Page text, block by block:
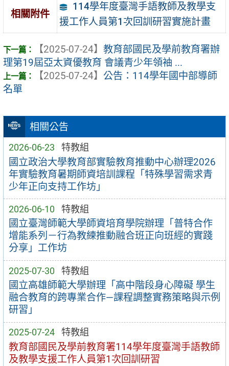
相關公告
2026-06-23 特教組
國立政治大學教育部實驗教育推動中心辦理2026
年實驗教育暑期師資培訓課程「特殊學習需求青
少年正向支持工作坊」
2026-06-10 特教組
國立臺灣師範大學師資培育學院辦理「普特合作
增能系列－行為教練推動融合班正向班經的實踐
分享」工作坊
2025-07-30 特教組
國立高雄師範大學辦理「高中階段身心障礙 學生
融合教育的跨專業合作—課程調整實務策略與示例
研習」
2025-07-24 特教組
教育部國民及學前教育署114學年度臺灣手語教師
及教學支援工作人員第1次回訓研習
相關附件
114學年度臺灣手語教師及教學支
援工作人員第1次回訓研習實施計畫
【2025-07-24】 教育部國民及學前教育署辦
理第19屆亞太資優教育 會議青少年領袖 ...
【2025-07-24】 公告：114學年國中部導師
名單